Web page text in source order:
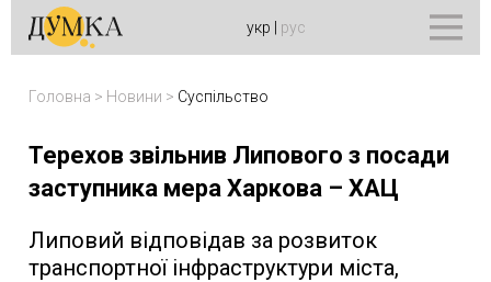
укр рус
Головна > Новини > Суспільство
Терехов звільнив Липового з посади
заступника мера Харкова – ХАЦ
Липовий відповідав за розвиток
транспортної інфраструктури міста,